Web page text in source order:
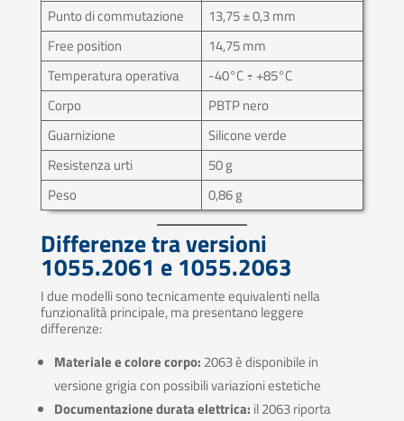
Punto di commutazione
13,75 ± 0,3 mm
Free position
14,75 mm
Temperatura operativa
-40°C ÷ +85°C
Corpo
PBTP nero
Guarnizione
Silicone verde
Resistenza urti
50 g
Peso
0,86 g
Differenze tra versioni
1055.2061 e 1055.2063
I due modelli sono tecnicamente equivalenti nella
funzionalità principale, ma presentano leggere
differenze:
Materiale e colore corpo: 2063 è disponibile in
versione grigia con possibili variazioni estetiche
Documentazione durata elettrica: il 2063 riporta